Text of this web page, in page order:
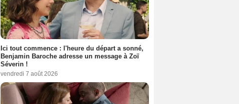
Ici tout commence : l'heure du départ a sonné,
Benjamin Baroche adresse un message à Zoï
Séverin !
vendredi 7 août 2026